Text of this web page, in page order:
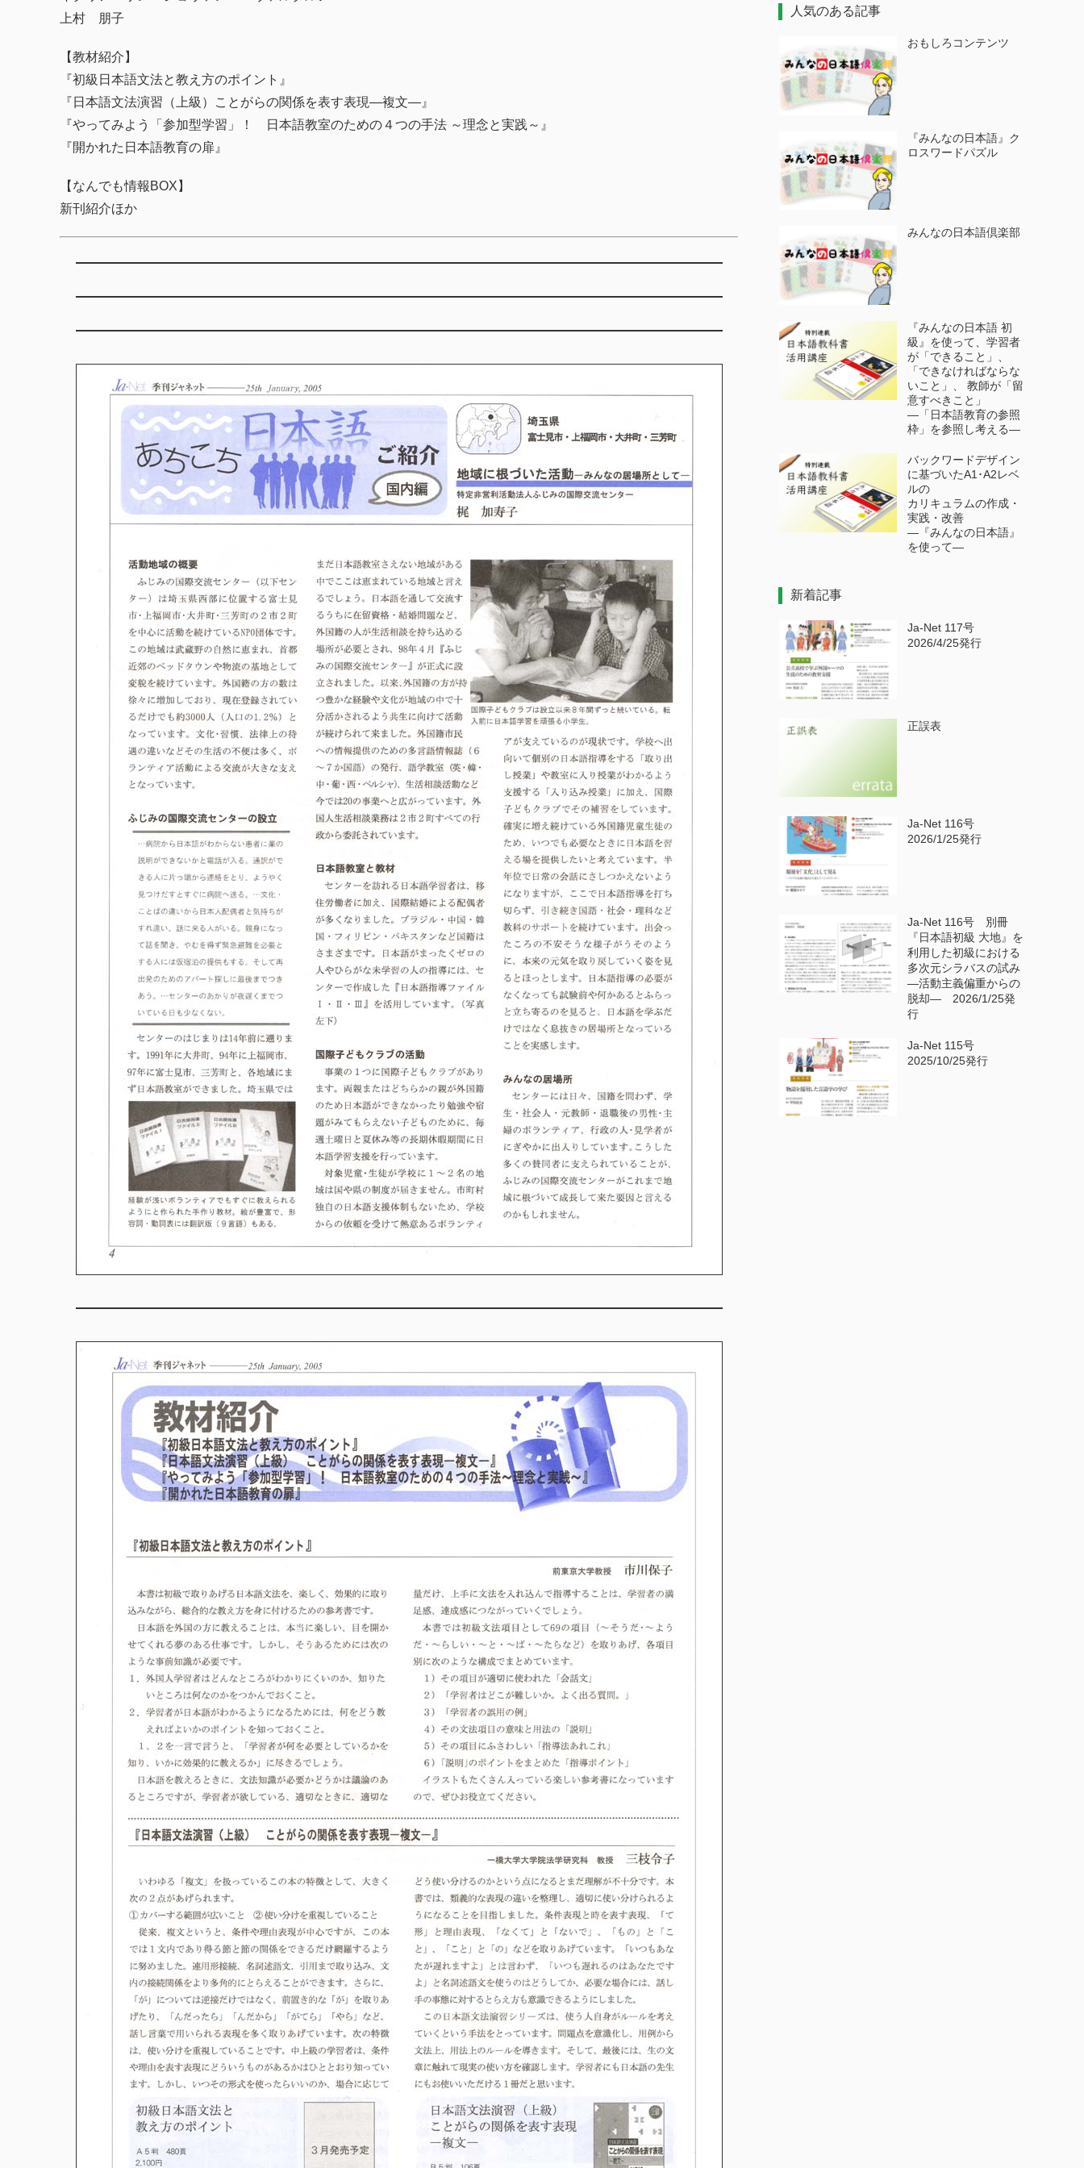
上村 朋子
【教材紹介】
『初級日本語文法と教え方のポイント』
『日本語文法演習（上級）ことがらの関係を表す表現―複文―』
『やってみよう「参加型学習」！ 日本語教室のための４つの手法 ～理念と実践～』
『開かれた日本語教育の扉』
【なんでも情報BOX】
新刊紹介ほか
人気のある記事
おもしろコンテンツ
『みんなの日本語』ク
ロスワードパズル
みんなの日本語倶楽部
『みんなの日本語 初
級』を使って、学習者
が「できること」、
「できなければならな
いこと」、 教師が「留
意すべきこと」
―「日本語教育の参照
枠」を参照し考える―
バックワードデザイン
に基づいたA1･A2レベ
ルの
カリキュラムの作成・
実践・改善
―『みんなの日本語』
を使って―
新着記事
Ja-Net 117号
2026/4/25発行
正誤表
Ja-Net 116号
2026/1/25発行
Ja-Net 116号 別冊
『日本語初級 大地』を
利用した初級における
多次元シラバスの試み
—活動主義偏重からの
脱却— 2026/1/25発
行
Ja-Net 115号
2025/10/25発行